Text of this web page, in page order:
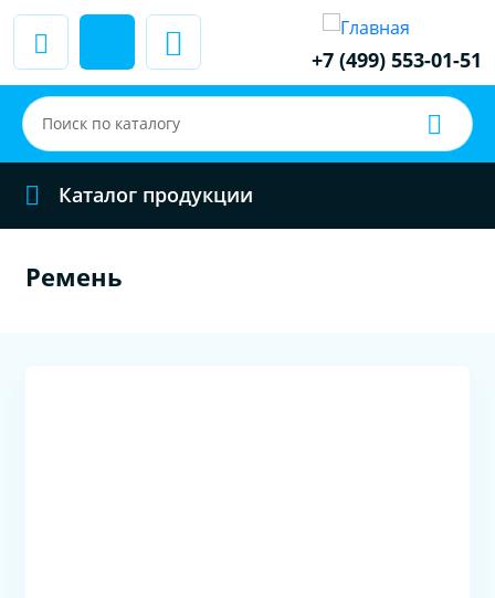
+7 (499) 553-01-51
Каталог продукции
Ремень